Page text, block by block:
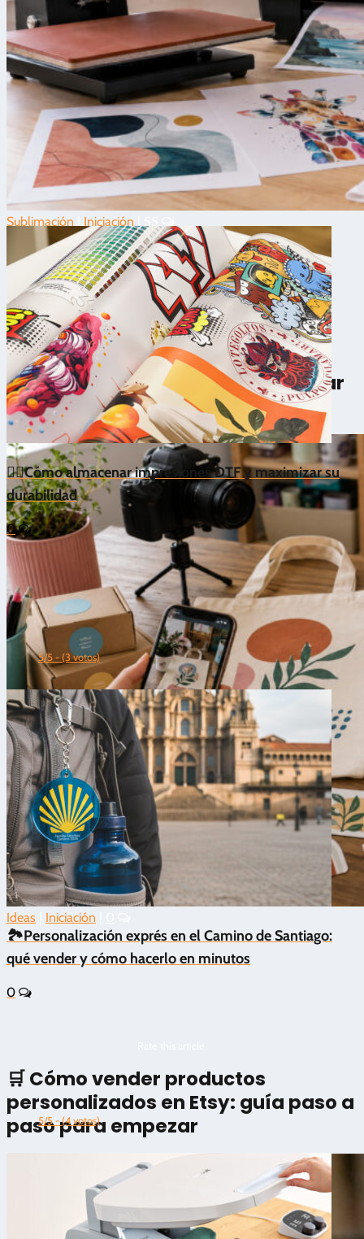
Sublimación Iniciación
3.6/5 - (37 votos)
🚀 8 razones para lanzarse a iniciar
un negocio de sublimación
Ideas Iniciación
🛒 Cómo vender productos
personalizados en Etsy: guía paso a
paso para empezar
🙋‍♂️Cómo almacenar impresiones DTF y maximizar su
durabilidad
0
5/5 - (3 votos)
🏞️Personalización exprés en el Camino de Santiago:
qué vender y cómo hacerlo en minutos
0
5/5 - (4 votos)